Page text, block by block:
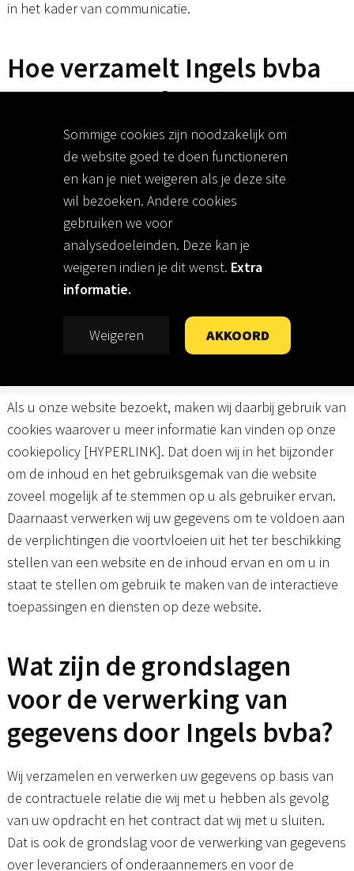
Sommige cookies zijn noodzakelijk om
de website goed te doen functioneren
en kan je niet weigeren als je deze site
wil bezoeken. Andere cookies
gebruiken we voor
analysedoeleinden. Deze kan je
weigeren indien je dit wenst. Extra
informatie.
Weigeren AKKOORD
in het kader van communicatie.
Hoe verzamelt Ingels bvba
uw gegevens?
Uw gegevens verzamelen wij wanneer u daartoe
(papieren dan wel elektronische) formulieren invult.
Soms gebeurt dat via een gesprek, telefonisch contact of
mailuitwisseling.
Normaal verkrijgen wij die gegevens rechtstreeks van u.
Soms kan het ook zijn dat wij ze onrechtstreeks verkrijgen
leveranciers. Waar we u gegevens dan hebben gehaald,
kunnen we u steeds meedelen.
Als u onze website bezoekt, maken wij daarbij gebruik van
cookies waarover u meer informatie kan vinden op onze
cookiepolicy [HYPERLINK]. Dat doen wij in het bijzonder
om de inhoud en het gebruiksgemak van die website
zoveel mogelijk af te stemmen op u als gebruiker ervan.
Daarnaast verwerken wij uw gegevens om te voldoen aan
de verplichtingen die voortvloeien uit het ter beschikking
stellen van een website en de inhoud ervan en om u in
staat te stellen om gebruik te maken van de interactieve
toepassingen en diensten op deze website.
Wat zijn de grondslagen
voor de verwerking van
gegevens door Ingels bvba?
Wij verzamelen en verwerken uw gegevens op basis van
de contractuele relatie die wij met u hebben als gevolg
van uw opdracht en het contract dat wij met u sluiten.
Dat is ook de grondslag voor de verwerking van gegevens
over leveranciers of onderaannemers en voor de